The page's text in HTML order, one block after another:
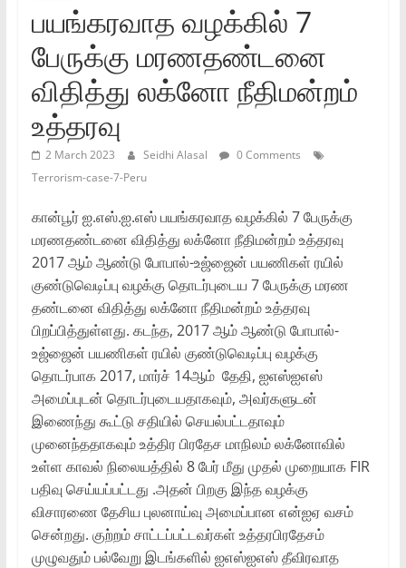
பயங்கரவாத வழக்கில் 7
பேருக்கு மரணதண்டனை
விதித்து லக்னோ நீதிமன்றம்
உத்தரவு
2 March 2023 Seidhi Alasal
0 Comments
Terrorism-case-7-Peru
கான்பூர் ஐ.எஸ்.ஐ.எஸ் பயங்கரவாத வழக்கில் 7 பேருக்கு
மரணதண்டனை விதித்து லக்னோ நீதிமன்றம் உத்தரவு
2017 ஆம் ஆண்டு போபால்-உஜ்ஜைன் பயணிகள் ரயில்
குண்டுவெடிப்பு வழக்கு தொடர்புடைய 7 பேருக்கு மரண
தண்டனை விதித்து லக்னோ நீதிமன்றம் உத்தரவு
பிறப்பித்துள்ளது. கடந்த, 2017 ஆம் ஆண்டு போபால்-
உஜ்ஜைன் பயணிகள் ரயில் குண்டுவெடிப்பு வழக்கு
தொடர்பாக 2017, மார்ச் 14ஆம் தேதி, ஐஎஸ்ஐஎஸ்
அமைப்புடன் தொடர்புடையதாகவும், அவர்களுடன்
இணைந்து கூட்டு சதியில் செயல்பட்டதாவும்
முனைந்ததாகவும் உத்திர பிரதேச மாநிலம் லக்னோவில்
உள்ள காவல் நிலையத்தில் 8 பேர் மீது முதல் முறையாக FIR
பதிவு செய்யப்பட்டது .அதன் பிறகு இந்த வழக்கு
விசாரணை தேசிய புலனாய்வு அமைப்பான என்ஐஏ வசம்
சென்றது. குற்றம் சாட்டப்பட்டவர்கள் உத்தரபிரதேசம்
முழுவதும் பல்வேறு இடங்களில் ஐஎஸ்ஐஎஸ் தீவிரவாத